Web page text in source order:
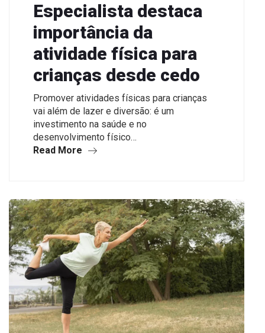
Especialista destaca
importância da
atividade física para
crianças desde cedo
Promover atividades físicas para crianças
vai além de lazer e diversão: é um
investimento na saúde e no
desenvolvimento físico…
Read More